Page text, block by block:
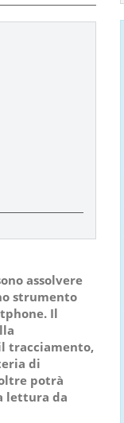
assolvere
strumento
Il
tracciamento,
di
potrà
lettura da